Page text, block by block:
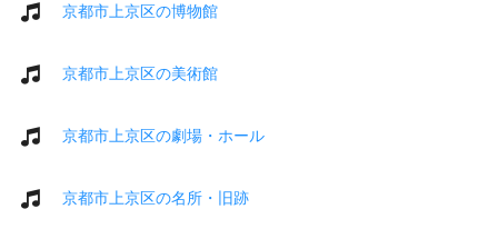
京都市上京区の博物館
京都市上京区の美術館
京都市上京区の劇場・ホール
京都市上京区の名所・旧跡